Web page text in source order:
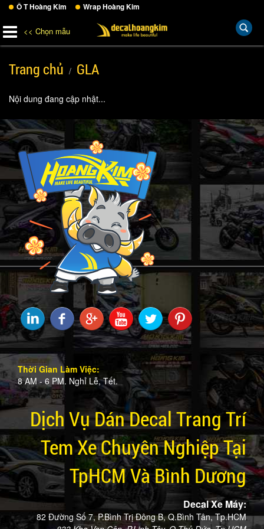
Ô T Hoàng Kim Wrap Hoàng Kim
<< Chọn mẫu
Trang chủ GLA
Nội dung đang cập nhật...
Thời Gian Làm Việc:
8 AM - 6 PM. Nghỉ Lễ, Tết.
Dịch Vụ Dán Decal Trang Trí
Tem Xe Chuyên Nghiệp Tại
TpHCM Và Bình Dương
Decal Xe Máy:
82 Đường Số 7, P.Bình Trị Đông B, Q.Bình Tân, Tp.HCM